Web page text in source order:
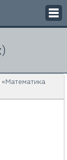
«Математика